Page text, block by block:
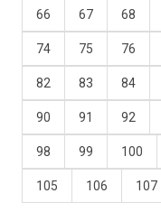
66 67 68
74 75 76
82 83 84
90 91 92
98 99 100
105 106 107